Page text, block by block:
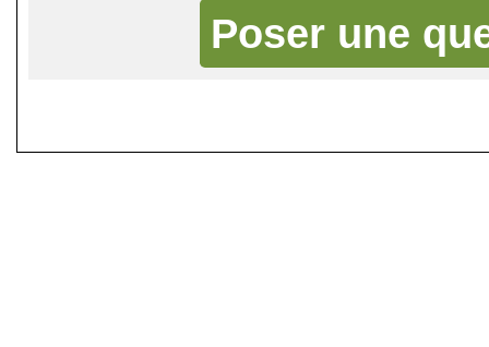
Poser une